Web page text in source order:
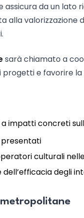
da un lato
alla valorizzazione
sarà chiamato a
e favorire
impatti concreti
culturali
dell’efficacia degli